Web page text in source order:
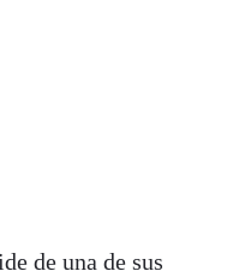
de una de sus